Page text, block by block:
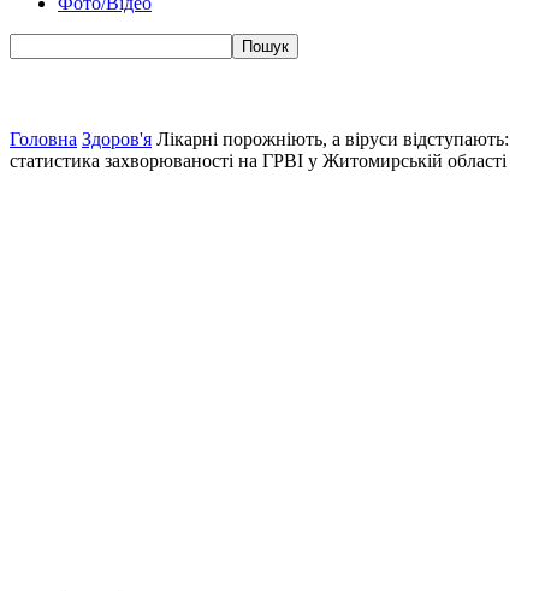
Головна Здоров'я Лікарні порожніють, а віруси відступають:
статистика захворюваності на ГРВІ у Житомирській області